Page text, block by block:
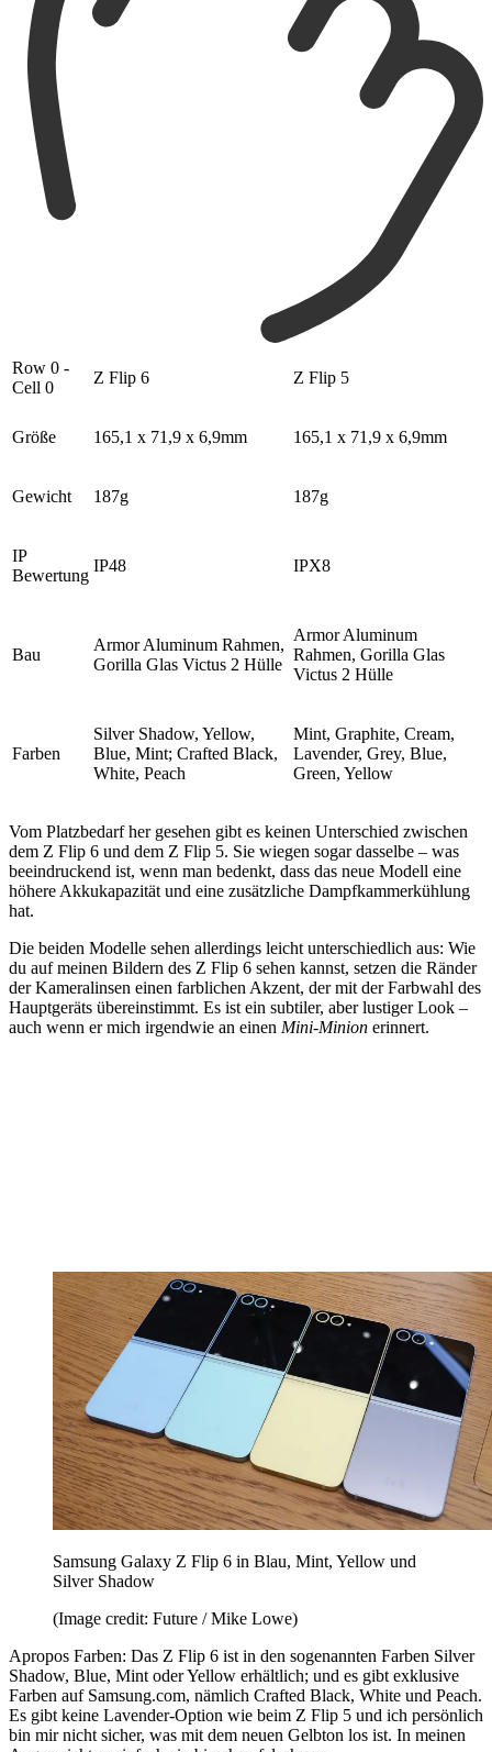
Row 0 -
Cell 0
Z Flip 6 Z Flip 5
Größe 165,1 x 71,9 x 6,9mm 165,1 x 71,9 x 6,9mm
Gewicht 187g 187g
IP
Bewertung
IP48 IPX8
Bau
Armor Aluminum Rahmen,
Gorilla Glas Victus 2 Hülle
Armor Aluminum
Rahmen, Gorilla Glas
Victus 2 Hülle
Farben
Silver Shadow, Yellow,
Blue, Mint; Crafted Black,
White, Peach
Mint, Graphite, Cream,
Lavender, Grey, Blue,
Green, Yellow
Vom Platzbedarf her gesehen gibt es keinen Unterschied zwischen
dem Z Flip 6 und dem Z Flip 5. Sie wiegen sogar dasselbe – was
beeindruckend ist, wenn man bedenkt, dass das neue Modell eine
höhere Akkukapazität und eine zusätzliche Dampfkammerkühlung
hat.
Die beiden Modelle sehen allerdings leicht unterschiedlich aus: Wie
du auf meinen Bildern des Z Flip 6 sehen kannst, setzen die Ränder
der Kameralinsen einen farblichen Akzent, der mit der Farbwahl des
Hauptgeräts übereinstimmt. Es ist ein subtiler, aber lustiger Look –
auch wenn er mich irgendwie an einen Mini-Minion erinnert.
Samsung Galaxy Z Flip 6 in Blau, Mint, Yellow und
Silver Shadow
(Image credit: Future / Mike Lowe)
Apropos Farben: Das Z Flip 6 ist in den sogenannten Farben Silver
Shadow, Blue, Mint oder Yellow erhältlich; und es gibt exklusive
Farben auf Samsung.com, nämlich Crafted Black, White und Peach.
Es gibt keine Lavender-Option wie beim Z Flip 5 und ich persönlich
bin mir nicht sicher, was mit dem neuen Gelbton los ist. In meinen